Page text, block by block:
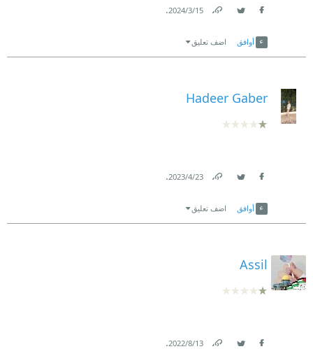
15‏/3‏/2024
.
أوافق اضف تعليق
Hadeer Gaber
23‏/4‏/2023
.
أوافق اضف تعليق
Assil
13‏/8‏/2022
.